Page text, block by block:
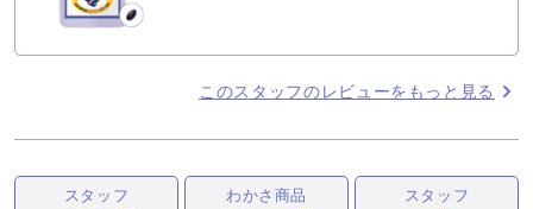
このスタッフのレビューをもっと見る
スタッフ
わかさ商品
スタッフ